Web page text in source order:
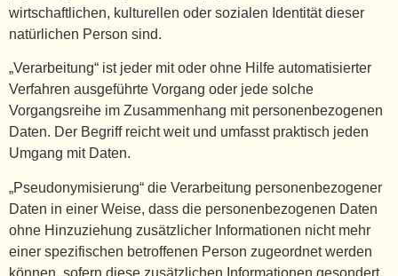
wirtschaftlichen, kulturellen oder sozialen Identität dieser
natürlichen Person sind.
„Verarbeitung“ ist jeder mit oder ohne Hilfe automatisierter
Verfahren ausgeführte Vorgang oder jede solche
Vorgangsreihe im Zusammenhang mit personenbezogenen
Daten. Der Begriff reicht weit und umfasst praktisch jeden
Umgang mit Daten.
„Pseudonymisierung“ die Verarbeitung personenbezogener
Daten in einer Weise, dass die personenbezogenen Daten
ohne Hinzuziehung zusätzlicher Informationen nicht mehr
einer spezifischen betroffenen Person zugeordnet werden
können, sofern diese zusätzlichen Informationen gesondert